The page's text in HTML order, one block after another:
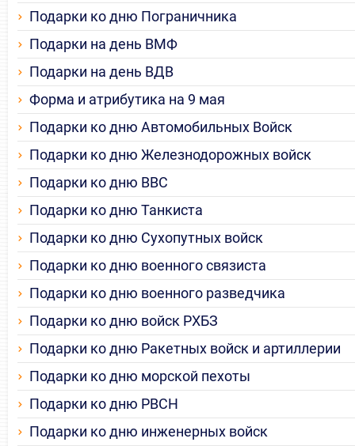
Подарки ко дню Пограничника
Подарки на день ВМФ
Подарки на день ВДВ
Форма и атрибутика на 9 мая
Подарки ко дню Автомобильных Войск
Подарки ко дню Железнодорожных войск
Подарки ко дню ВВС
Подарки ко дню Танкиста
Подарки ко дню Сухопутных войск
Подарки ко дню военного связиста
Подарки ко дню военного разведчика
Подарки ко дню войск РХБЗ
Подарки ко дню Ракетных войск и артиллерии
Подарки ко дню морской пехоты
Подарки ко дню РВСН
Подарки ко дню инженерных войск